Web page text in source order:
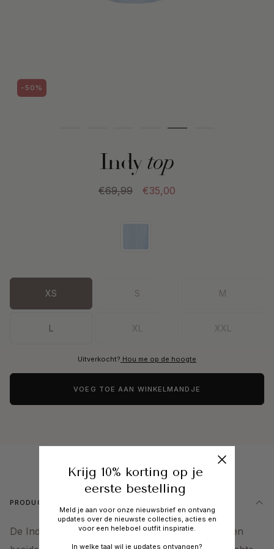
Indy top
€69,99 €35,00
-50%
XS S M
L XL XXL
Uitverkocht? Hou me op de hoogte
VOEG TOE AAN WINKELMANDJE
PRODUCTOMSCHRIJVING
De Indy top heeft een moderne uitstraling met een
Krijg 10% korting op je
eerste bestelling
Meld je aan voor onze nieuwsbrief en ontvang
updates over de nieuwste collecties, acties en
voor een heleboel outfit inspiratie.
In welke taal wil je updates ontvangen?